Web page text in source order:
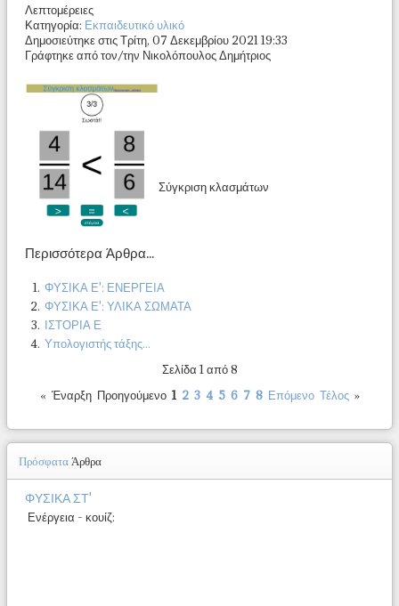
Λεπτομέρειες
Κατηγορία: Εκπαιδευτικό υλικό
Δημοσιεύτηκε στις Τρίτη, 07 Δεκεμβρίου 2021 19:33
Γράφτηκε από τον/την Νικολόπουλος Δημήτριος
Σύγκριση κλασμάτων
Περισσότερα Άρθρα...
ΦΥΣΙΚΑ Ε': ΕΝΕΡΓΕΙΑ
ΦΥΣΙΚΑ Ε': ΥΛΙΚΑ ΣΩΜΑΤΑ
ΙΣΤΟΡΙΑ Ε
Υπολογιστής τάξης...
Σελίδα 1 από 8
« Έναρξη Προηγούμενο 1 2 3 4 5 6 7 8 Επόμενο Τέλος »
ΠρόσφαταΆρθρα
ΦΥΣΙΚΑ ΣΤ'
Ενέργεια - κουίζ: